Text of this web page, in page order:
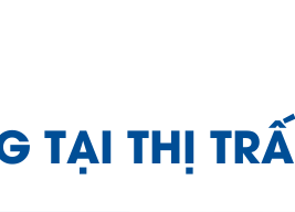
TẠI THỊ